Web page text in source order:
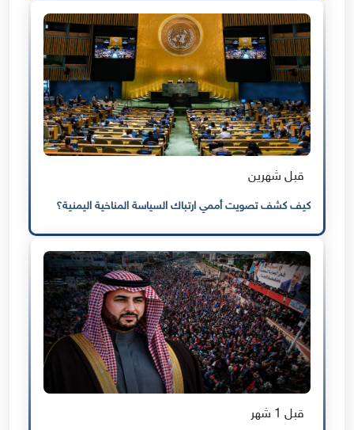
قبل شهرين
كيف كشف تصويت أممي ارتباك السياسة المناخية اليمنية؟
قبل 1 شهر